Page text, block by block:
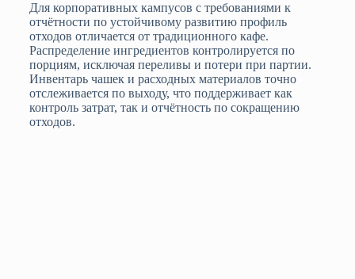
Для корпоративных кампусов с требованиями к
отчётности по устойчивому развитию профиль
отходов отличается от традиционного кафе.
Распределение ингредиентов контролируется по
порциям, исключая переливы и потери при партии.
Инвентарь чашек и расходных материалов точно
отслеживается по выходу, что поддерживает как
контроль затрат, так и отчётность по сокращению
отходов.